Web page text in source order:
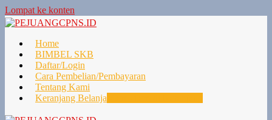
Lompat ke konten
Home
BIMBEL SKB
Daftar/Login
Cara Pembelian/Pembayaran
Tentang Kami
Keranjang Belanja